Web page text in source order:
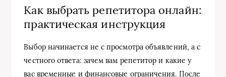
Как выбрать репетитора онлайн:
практическая инструкция
Выбор начинается не с просмотра объявлений, а с
честного ответа: зачем вам репетитор и какие у
вас временные и финансовые ограничения. После